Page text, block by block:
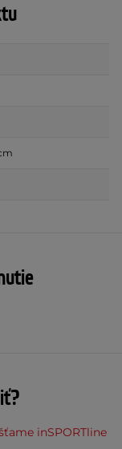
inSPORTline